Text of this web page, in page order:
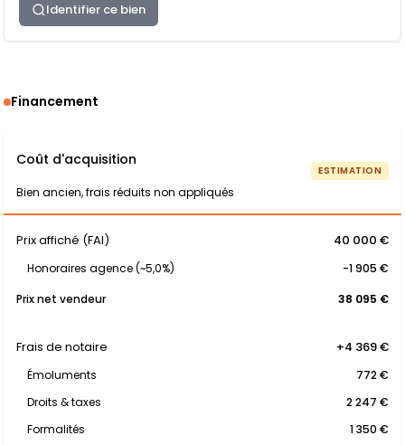
Identifier ce bien
Financement
Coût d'acquisition
Bien ancien, frais réduits non appliqués
ESTIMATION
Prix affiché (FAI) 40 000 €
Honoraires agence (~5,0%)
-1 905 €
Prix net vendeur
38 095 €
Frais de notaire +4 369 €
Émoluments
772 €
Droits & taxes
2 247 €
Formalités
1 350 €